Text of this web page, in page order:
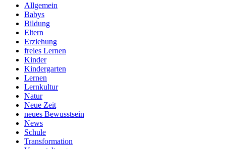
Allgemein
Babys
Bildung
Eltern
Erziehung
freies Lernen
Kinder
Kindergarten
Lernen
Lernkultur
Natur
Neue Zeit
neues Bewusstsein
News
Schule
Transformation